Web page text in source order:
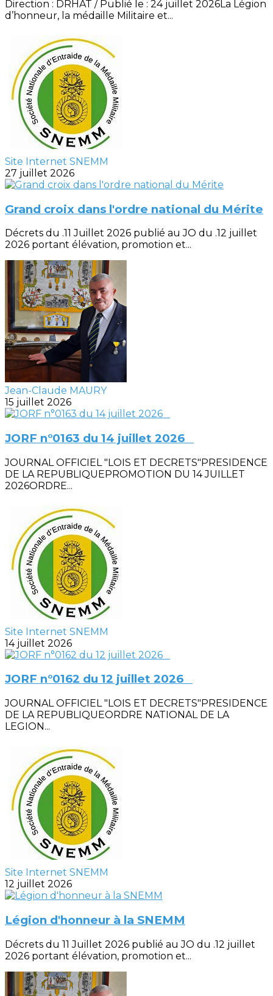
Direction : DRHAT / Publié le : 24 juillet 2026La Légion
d’honneur, la médaille Militaire et...
Site Internet SNEMM
27 juillet 2026
Grand croix dans l'ordre national du Mérite
Décrets du .11 Juillet 2026 publié au JO du .12 juillet
2026 portant élévation, promotion et...
Jean-Claude MAURY
15 juillet 2026
JORF n°0163 du 14 juillet 2026
JOURNAL OFFICIEL "LOIS ET DECRETS"PRESIDENCE
DE LA REPUBLIQUEPROMOTION DU 14 JUILLET
2026ORDRE...
Site Internet SNEMM
14 juillet 2026
JORF n°0162 du 12 juillet 2026
JOURNAL OFFICIEL "LOIS ET DECRETS"PRESIDENCE
DE LA REPUBLIQUEORDRE NATIONAL DE LA
LEGION...
Site Internet SNEMM
12 juillet 2026
Légion d'honneur à la SNEMM
Décrets du 11 Juillet 2026 publié au JO du .12 juillet
2026 portant élévation, promotion et...